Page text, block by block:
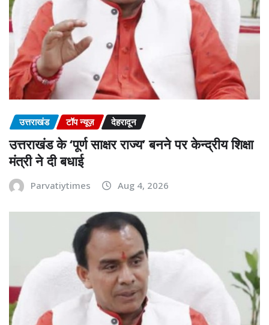
उत्तराखंड टॉप न्यूज़ देहरादून
उत्तराखंड के ‘पूर्ण साक्षर राज्य’ बनने पर केन्द्रीय शिक्षा
मंत्री ने दी बधाई
Parvatiytimes Aug 4, 2026